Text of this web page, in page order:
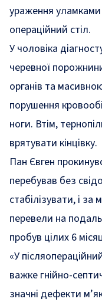
ураження уламками
операційний стіл.
У чоловіка
черевної
органів та
порушення
ноги. Втім,
врятувати кінцівку.
Пан Євген
перебував без
стабілізувати, і за
перевели на
пробув цілих 6
«У
важке гнійно-
значні дефекти